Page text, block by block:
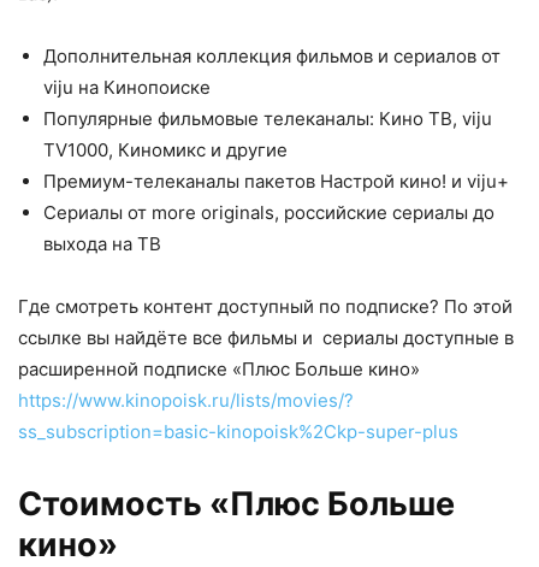
Дополнительная коллекция фильмов и сериалов от
viju на Кинопоиске
Популярные фильмовые телеканалы: Кино ТВ, viju
TV1000, Киномикс и другие
Премиум-телеканалы пакетов Настрой кино! и viju+
Сериалы от more originals, российские сериалы до
выхода на ТВ
Где смотреть контент доступный по подписке? По этой
ссылке вы найдёте все фильмы и сериалы доступные в
расширенной подписке «Плюс Больше кино»
https://www.kinopoisk.ru/lists/movies/?
ss_subscription=basic-kinopoisk%2Ckp-super-plus
Стоимость «Плюс Больше
кино»